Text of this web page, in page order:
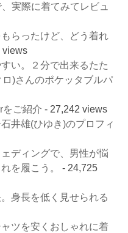
実際に着てみてレビュ
らったけど、どう着れ
views
い。２分で出来るたた
)さんのポケッタブルパ
をご紹介 - 27,242 views
井雄(ひゆき)のプロフィ
ディングで、男性が悩
を履こう。
- 24,725
身長を低く見せられる
ツを安くおしゃれに着